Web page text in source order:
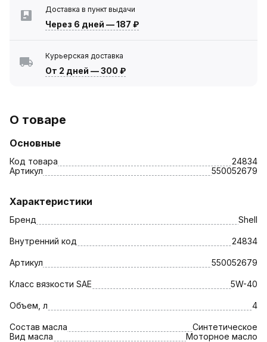
Доставка в пункт выдачи
Через 6 дней —187 ₽
Курьерская доставка
От 2 дней —300 ₽
О товаре
Основные
Код товара
24834
Артикул
550052679
Характеристики
Бренд Shell
Внутренний код 24834
Артикул 550052679
Класс вязкости SAE 5W-40
Объем, л 4
Состав масла
Синтетическое
Вид масла
Моторное масло